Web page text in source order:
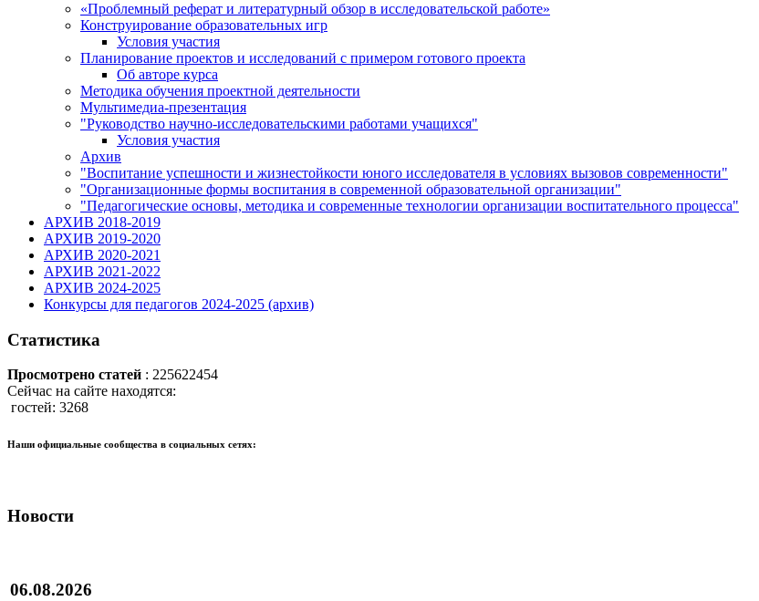
«Проблемный реферат и литературный обзор в исследовательской работе»
Конструирование образовательных игр
Условия участия
Планирование проектов и исследований с примером готового проекта
Об авторе курса
Методика обучения проектной деятельности
Мультимедиа-презентация
"Руководство научно-исследовательскими работами учащихся"
Условия участия
Архив
"Воспитание успешности и жизнестойкости юного исследователя в условиях вызовов современности"
"Организационные формы воспитания в современной образовательной организации"
"Педагогические основы, методика и современные технологии организации воспитательного процесса"
АРХИВ 2018-2019
АРХИВ 2019-2020
АРХИВ 2020-2021
АРХИВ 2021-2022
АРХИВ 2024-2025
Конкурсы для педагогов 2024-2025 (архив)
Статистика
Просмотрено статей : 225622454
Сейчас на сайте находятся:
гостей: 3268
Наши официальные сообщества в социальных сетях:
Новости
06.08.2026